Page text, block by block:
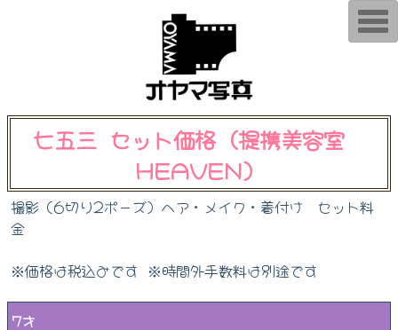
七五三 セット価格 (提携美容室
HEAVEN）
撮影（6切り2ポーズ）ヘア・メイク・着付け セット料
金
※価格は税込みです ※時間外手数料は別途です
7才
T
o
g
v
i
n